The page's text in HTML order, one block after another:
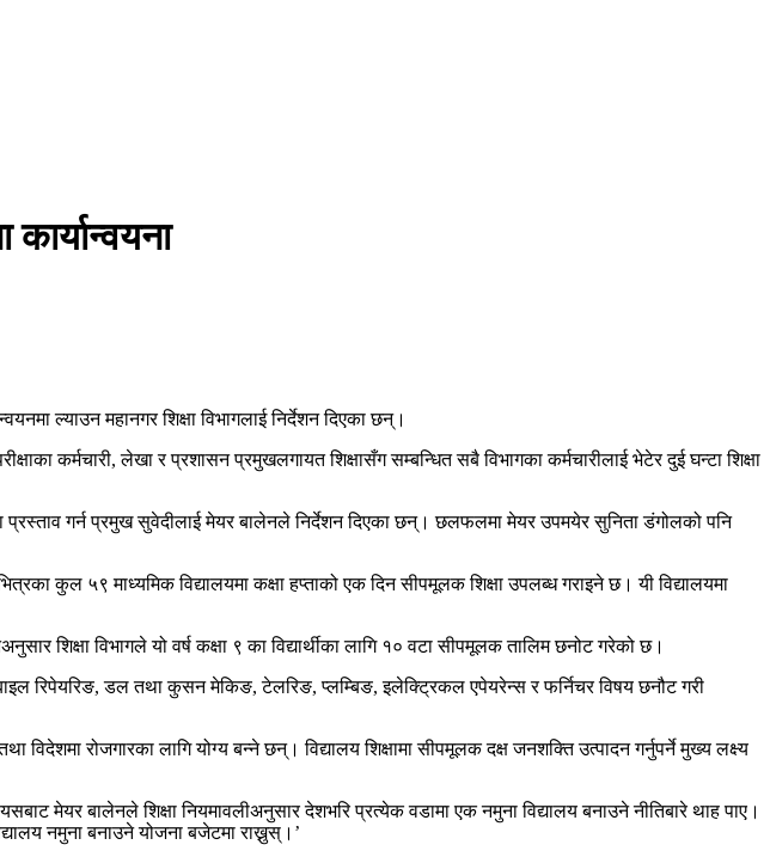
ल्याउन महानगर शिक्षा विभागलाई निर्देशन दिएका छन्।
कर्मचारी, लेखा र प्रशासन प्रमुखलगायत शिक्षासँग सम्बन्धित सबै विभागका कर्मचारीलाई भेटेर दुई घन्टा शिक्षा
प्रस्ताव गर्न प्रमुख सुवेदीलाई मेयर बालेनले निर्देशन दिएका छन्। छलफलमा मेयर उपमयेर सुनिता डंगोलको पनि
कुल ५९ माध्यमिक विद्यालयमा कक्षा हप्ताको एक दिन सीपमूलक शिक्षा उपलब्ध गराइने छ। यी विद्यालयमा
शिक्षा विभागले यो वर्ष कक्षा ९ का विद्यार्थीका लागि १० वटा सीपमूलक तालिम छनोट गरेको छ।
रिपेयरिङ, डल तथा कुसन मेकिङ, टेलरिङ, प्लम्बिङ, इलेक्ट्रिकल एपेयरेन्स र फर्निचर विषय छनौट गरी
विदेशमा रोजगारका लागि योग्य बन्ने छन्। विद्यालय शिक्षामा सीपमूलक दक्ष जनशक्ति उत्पादन गर्नुपर्ने मुख्य लक्ष्य
मेयर बालेनले शिक्षा नियमावलीअनुसार देशभरि प्रत्येक वडामा एक नमुना विद्यालय बनाउने नीतिबारे थाह पाए।
नमुना बनाउने योजना बजेटमा राख्नुस्।’